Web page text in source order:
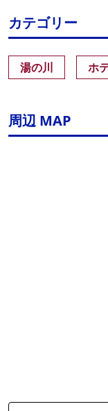
カテゴリー
湯の川 ホ
周辺 MAP